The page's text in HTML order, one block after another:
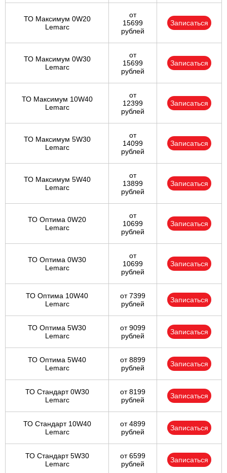
ТО Максимум 0W20
Lemarc
от
15699
рублей
Записаться
ТО Максимум 0W30
Lemarc
от
15699
рублей
Записаться
ТО Максимум 10W40
Lemarc
от
12399
рублей
Записаться
ТО Максимум 5W30
Lemarc
от
14099
рублей
Записаться
ТО Максимум 5W40
Lemarc
от
13899
рублей
Записаться
ТО Оптима 0W20
Lemarc
от
10699
рублей
Записаться
ТО Оптима 0W30
Lemarc
от
10699
рублей
Записаться
ТО Оптима 10W40
Lemarc
от 7399
рублей
Записаться
ТО Оптима 5W30
Lemarc
от 9099
рублей
Записаться
ТО Оптима 5W40
Lemarc
от 8899
рублей
Записаться
ТО Стандарт 0W30
Lemarc
от 8199
рублей
Записаться
ТО Стандарт 10W40
Lemarc
от 4899
рублей
Записаться
ТО Стандарт 5W30
Lemarc
от 6599
рублей
Записаться